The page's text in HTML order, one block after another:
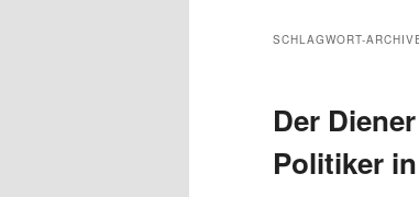
wechseln
SCHLAGWORT-
Der
Politiker